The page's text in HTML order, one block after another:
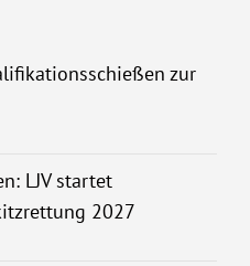
zur
LJV startet
2027